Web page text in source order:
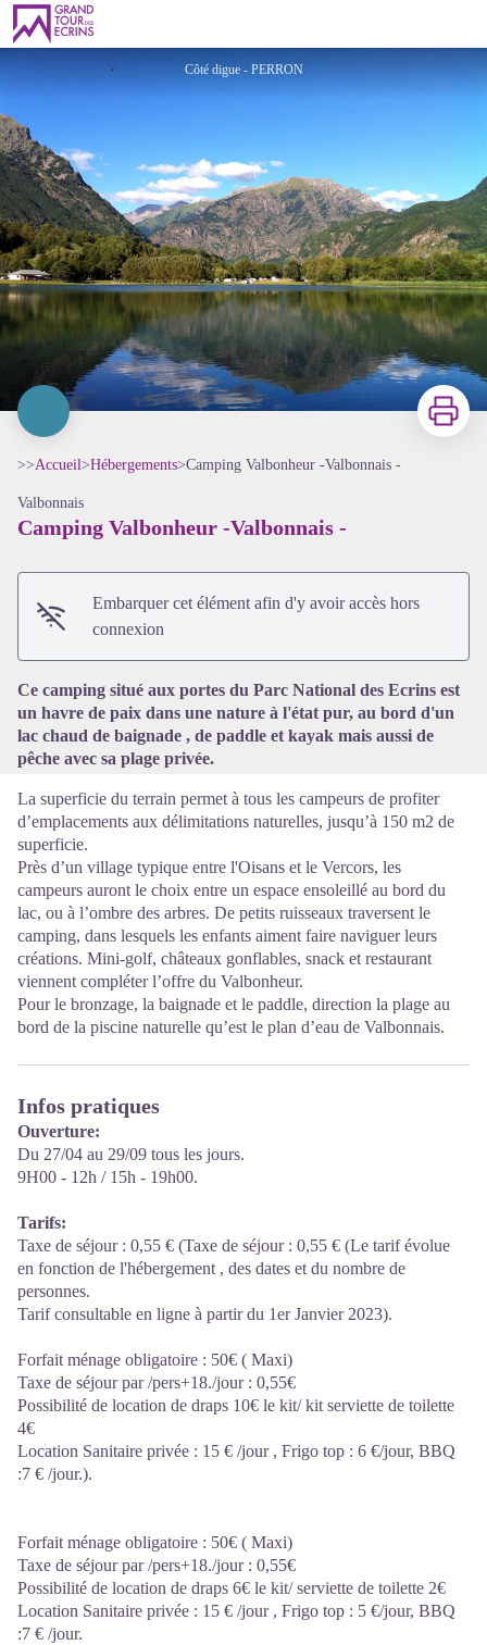
Camping Valbonheur -Valbonnais -
Côté digue - PERRON
Voir l'image en plein écran
Imprimer
>>Accueil>Hébergements>Camping Valbonheur -Valbonnais -
Valbonnais
Camping Valbonheur -Valbonnais -
Embarquer cet élément afin d'y avoir accès hors
connexion
Ce camping situé aux portes du Parc National des Ecrins est
un havre de paix dans une nature à l'état pur, au bord d'un
lac chaud de baignade , de paddle et kayak mais aussi de
pêche avec sa plage privée.
La superficie du terrain permet à tous les campeurs de profiter
d’emplacements aux délimitations naturelles, jusqu’à 150 m2 de
superficie.
Près d’un village typique entre l'Oisans et le Vercors, les
campeurs auront le choix entre un espace ensoleillé au bord du
lac, ou à l’ombre des arbres. De petits ruisseaux traversent le
camping, dans lesquels les enfants aiment faire naviguer leurs
créations. Mini-golf, châteaux gonflables, snack et restaurant
viennent compléter l’offre du Valbonheur.
Pour le bronzage, la baignade et le paddle, direction la plage au
bord de la piscine naturelle qu’est le plan d’eau de Valbonnais.
Infos pratiques
Ouverture:
Du 27/04 au 29/09 tous les jours.
9H00 - 12h / 15h - 19h00.
Tarifs:
Taxe de séjour : 0,55 € (Taxe de séjour : 0,55 € (Le tarif évolue
en fonction de l'hébergement , des dates et du nombre de
personnes.
Tarif consultable en ligne à partir du 1er Janvier 2023).
Forfait ménage obligatoire : 50€ ( Maxi)
Taxe de séjour par /pers+18./jour : 0,55€
Possibilité de location de draps 10€ le kit/ kit serviette de toilette
4€
Location Sanitaire privée : 15 € /jour , Frigo top : 6 €/jour, BBQ
:7 € /jour.).
Forfait ménage obligatoire : 50€ ( Maxi)
Taxe de séjour par /pers+18./jour : 0,55€
Possibilité de location de draps 6€ le kit/ serviette de toilette 2€
Location Sanitaire privée : 15 € /jour , Frigo top : 5 €/jour, BBQ
:7 € /jour.